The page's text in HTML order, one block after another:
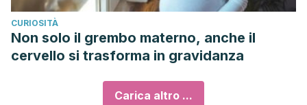
CURIOSITÀ
Non solo il grembo materno, anche il
cervello si trasforma in gravidanza
Carica altro ...